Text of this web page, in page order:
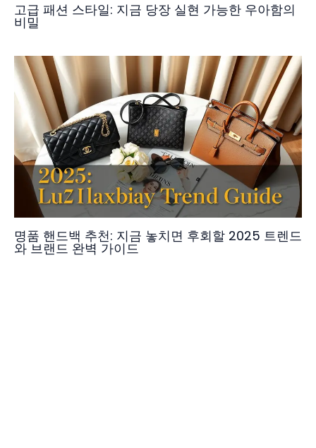
고급 패션 스타일: 지금 당장 실현 가능한 우아함의
비밀
명품 핸드백 추천: 지금 놓치면 후회할 2025 트렌드
와 브랜드 완벽 가이드